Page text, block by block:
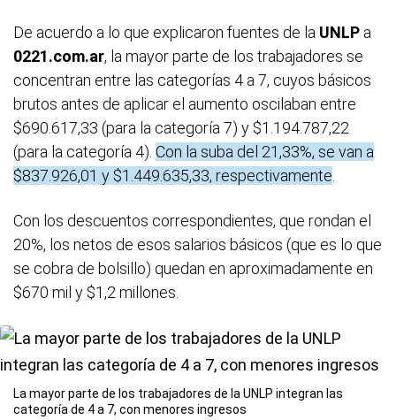
De acuerdo a lo que explicaron fuentes de la UNLP a
0221.com.ar, la mayor parte de los trabajadores se
concentran entre las categorías 4 a 7, cuyos básicos
brutos antes de aplicar el aumento oscilaban entre
$690.617,33 (para la categoría 7) y $1.194.787,22
(para la categoría 4). Con la suba del 21,33%, se van a
$837.926,01 y $1.449.635,33, respectivamente
Con los descuentos correspondientes, que rondan el
20%, los netos de esos salarios básicos (que es lo que
se cobra de bolsillo) quedan en aproximadamente en
$670 mil y $1,2 millones.
La mayor parte de los trabajadores de la UNLP integran las
categoría de 4 a 7, con menores ingresos